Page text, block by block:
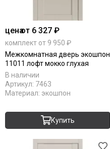
ценаот 6 327 ₽
комплект от 9 950 ₽
Межкомнатная дверь экошпон
11011 лофт мокко глухая
В наличии
Артикул: 7463
Материал: экошпон
Купить